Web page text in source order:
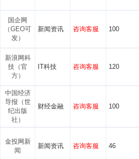
国企网
（GEO可
发）
新闻资讯 咨询客服 100
新浪网科
技（官
方）
IT科技 咨询客服 120
中国经济
导报（世
纪出版
社）
财经金融 咨询客服 100
金投网新
闻
新闻资讯 咨询客服 46